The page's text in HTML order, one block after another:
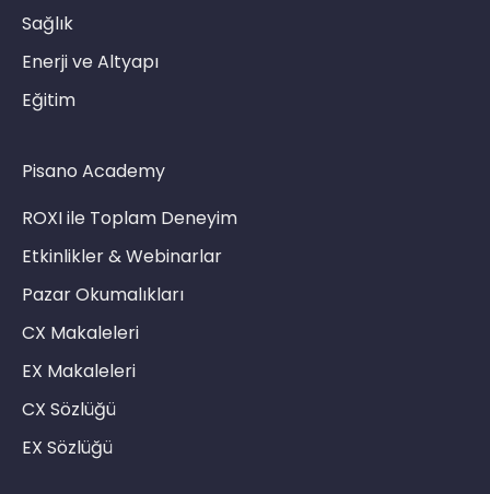
Sağlık
Enerji ve Altyapı
Eğitim
Pisano Academy
ROXI ile Toplam Deneyim
Etkinlikler & Webinarlar
Pazar Okumalıkları
CX Makaleleri
EX Makaleleri
CX Sözlüğü
EX Sözlüğü